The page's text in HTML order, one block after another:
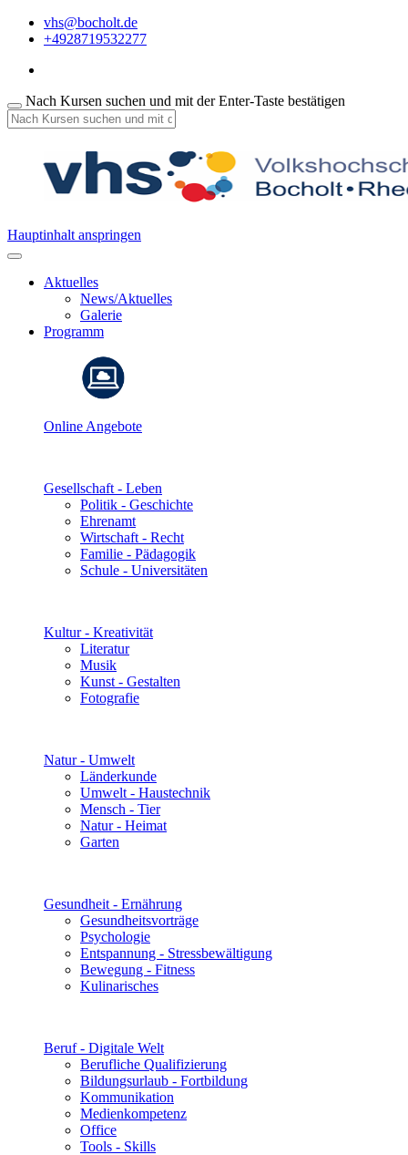
vhs@bocholt.de
+4928719532277
Nach Kursen suchen und mit der Enter-Taste bestätigen
Hauptinhalt anspringen
Aktuelles
News/Aktuelles
Galerie
Programm
Online Angebote
Gesellschaft - Leben
Politik - Geschichte
Ehrenamt
Wirtschaft - Recht
Familie - Pädagogik
Schule - Universitäten
Kultur - Kreativität
Literatur
Musik
Kunst - Gestalten
Fotografie
Natur - Umwelt
Länderkunde
Umwelt - Haustechnik
Mensch - Tier
Natur - Heimat
Garten
Gesundheit - Ernährung
Gesundheitsvorträge
Psychologie
Entspannung - Stressbewältigung
Bewegung - Fitness
Kulinarisches
Beruf - Digitale Welt
Berufliche Qualifizierung
Bildungsurlaub - Fortbildung
Kommunikation
Medienkompetenz
Office
Tools - Skills